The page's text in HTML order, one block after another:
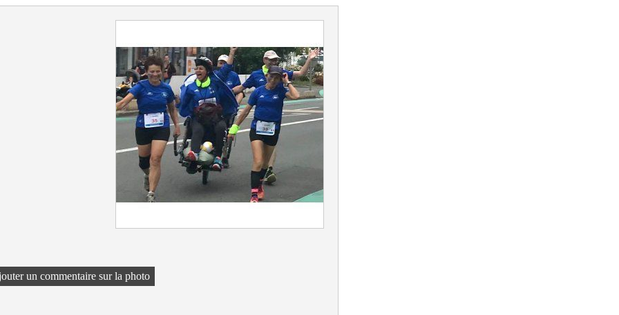
un commentaire sur la photo